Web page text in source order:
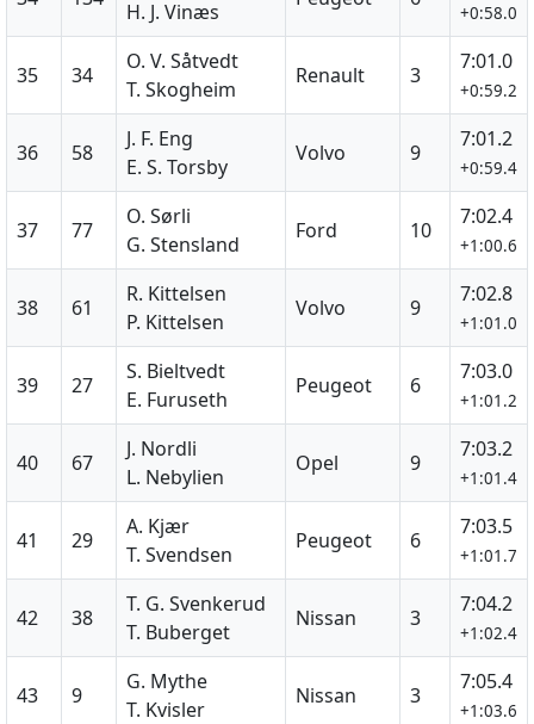
H. J. Vinæs +0:58.0
35 34
O. V. Såtvedt
T. Skogheim
Renault 3
7:01.0
+0:59.2
36 58
J. F. Eng
E. S. Torsby
Volvo 9
7:01.2
+0:59.4
37 77
O. Sørli
G. Stensland
Ford 10
7:02.4
+1:00.6
38 61
R. Kittelsen
P. Kittelsen
Volvo 9
7:02.8
+1:01.0
39 27
S. Bieltvedt
E. Furuseth
Peugeot 6
7:03.0
+1:01.2
40 67
J. Nordli
L. Nebylien
Opel 9
7:03.2
+1:01.4
41 29
A. Kjær
T. Svendsen
Peugeot 6
7:03.5
+1:01.7
42 38
T. G. Svenkerud
T. Buberget
Nissan 3
7:04.2
+1:02.4
43 9
G. Mythe
T. Kvisler
Nissan 3
7:05.4
+1:03.6